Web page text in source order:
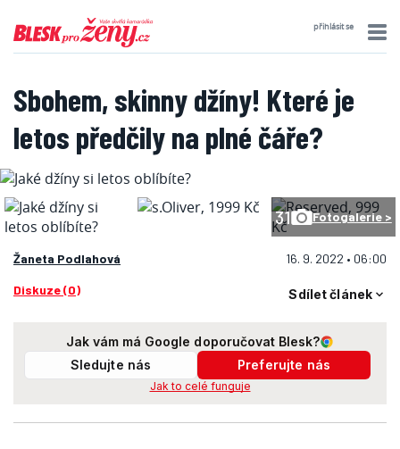
přihlásit se
Sbohem, skinny džíny! Které je
letos předčily na plné čáře?
31 Fotogalerie >
Žaneta Podlahová 16. 9. 2022 • 06:00
Diskuze (0) Sdílet článek
Jak vám má Google doporučovat Blesk?
Sledujte nás
Preferujte nás
Jak to celé funguje